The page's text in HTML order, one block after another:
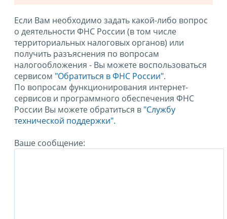
Если Вам необходимо задать какой-либо вопрос
о деятельности ФНС России (в том числе
территориальных налоговых органов) или
получить разъяснения по вопросам
налогообложения - Вы можете воспользоваться
сервисом "Обратиться в ФНС России".
По вопросам функционирования интернет-
сервисов и программного обеспечения ФНС
России Вы можете обратиться в "Службу
технической поддержки".
Ваше сообщение: